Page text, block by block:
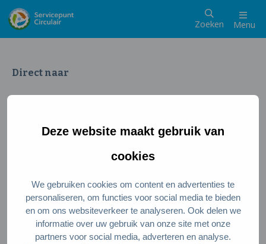
Deze website maakt gebruik van
cookies
We gebruiken cookies om content en advertenties te
personaliseren, om functies voor social media te bieden
en om ons websiteverkeer te analyseren. Ook delen we
informatie over uw gebruik van onze site met onze
partners voor social media, adverteren en analyse.
Zoeken Menu
Direct naar
Wat is een circulaire samenleving
Meedoen als ondernemer
Circulaire producten en diensten
Wie zijn wij?
Over ons
Stel je vraag